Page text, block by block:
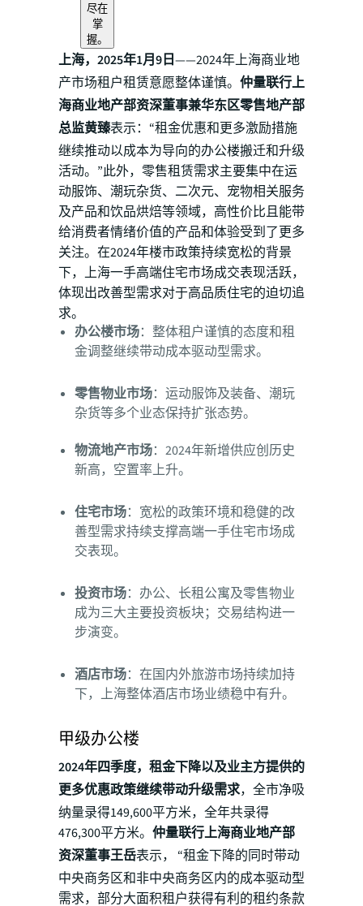
尽在
掌
握。
上海，2025年1月9日——2024年上海商业地
产市场租户租赁意愿整体谨慎。 仲量联行上
海商业地产部资深董事兼华东区零售地产部
总监黄臻表示：“租金优惠和更多激励措施
继续推动以成本为导向的办公楼搬迁和升级
活动。”此外，零售租赁需求主要集中在运
动服饰、潮玩杂货、二次元、宠物相关服务
及产品和饮品烘焙等领域，高性价比且能带
给消费者情绪价值的产品和体验受到了更多
关注。在2024年楼市政策持续宽松的背景
下，上海一手高端住宅市场成交表现活跃，
体现出改善型需求对于高品质住宅的迫切追
求。
办公楼市场：整体租户谨慎的态度和租
金调整继续带动成本驱动型需求。
零售物业市场：运动服饰及装备、潮玩
杂货等多个业态保持扩张态势。
物流地产市场：2024年新增供应创历史
新高，空置率上升。
住宅市场：宽松的政策环境和稳健的改
善型需求持续支撑高端一手住宅市场成
交表现。
投资市场：办公、长租公寓及零售物业
成为三大主要投资板块；交易结构进一
步演变。
酒店市场：在国内外旅游市场持续加持
下，上海整体酒店市场业绩稳中有升。
甲级办公楼
2024年四季度，租金下降以及业主方提供的
更多优惠政策继续带动升级需求，全市净吸
纳量录得149,600平方米，全年共录得
476,300平方米。 仲量联行上海商业地产部
资深董事王岳表示， “租金下降的同时带动
中央商务区和非中央商务区内的成本驱动型
需求，部分大面积租户获得有利的租约条款